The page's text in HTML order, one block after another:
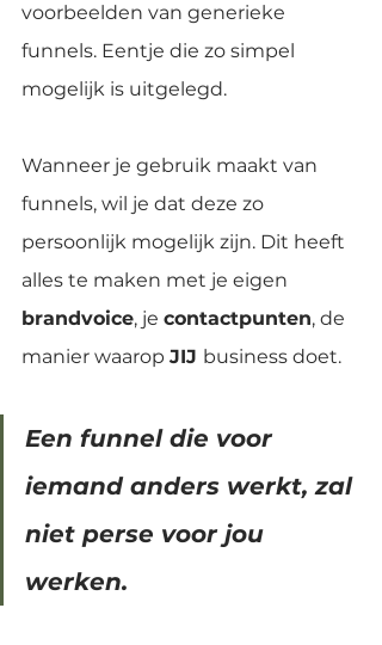
voorbeelden van generieke
funnels. Eentje die zo simpel
mogelijk is uitgelegd.
Wanneer je gebruik maakt van
funnels, wil je dat deze zo
persoonlijk mogelijk zijn. Dit heeft
alles te maken met je eigen
brandvoice, je contactpunten, de
manier waarop JIJ business doet.
Een funnel die voor
iemand anders werkt, zal
niet perse voor jou
werken.